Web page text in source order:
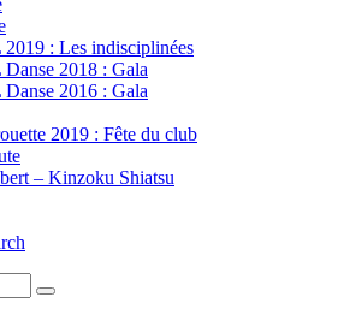
: Les indisciplinées
2018 : Gala
2016 : Gala
2019 : Fête du club
– Kinzoku Shiatsu